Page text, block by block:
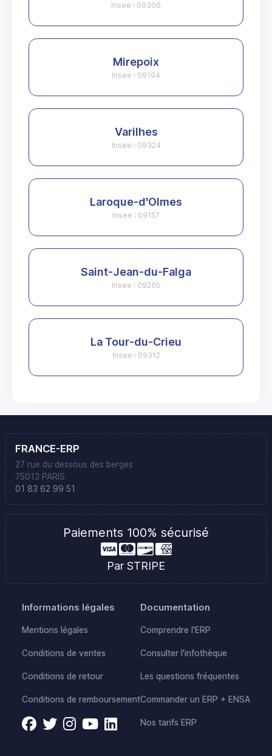
Insee : 09306
Mirepoix
Insee : 09194
Varilhes
Insee : 09324
Laroque-d'Olmes
Insee : 09157
Saint-Jean-du-Falga
Insee : 09265
La Tour-du-Crieu
Insee : 09312
FRANCE-ERP
27 rue du dessous des berges
75013 PARIS
01 83 62 99 51
Paiements 100% sécurisé
Par STRIPE
Informations légales
Mentions légales
Conditions de ventes
Conditions de retour
Conditions de remboursement
Documentation
Comprendre l'ERP
Consulter l'infothèque
Les questions fréquentes
Commander un ERP + ENSA
Nos tarifs ERP